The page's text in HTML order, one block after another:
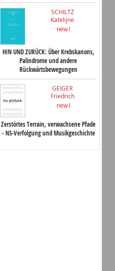
SCHILTZ
Katelijne
new !
HIN UND ZURÜCK: Über Krebskanons,
Palindrome und andere
Rückwärtsbewegungen
GEIGER
Friedrich
new !
Zerstörtes Terrain, verwachsene Pfade
- NS-Verfolgung und Musikgeschichte